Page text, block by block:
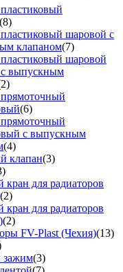
(8)
шаровой с
клапаном(7)
шаровой
выпускным
(6)
с выпускным
(4)
клапан(3)
для радиаторов
(2)
для радиаторов
(2)
FV-Plast (Чехия)(13)
зажим(3)